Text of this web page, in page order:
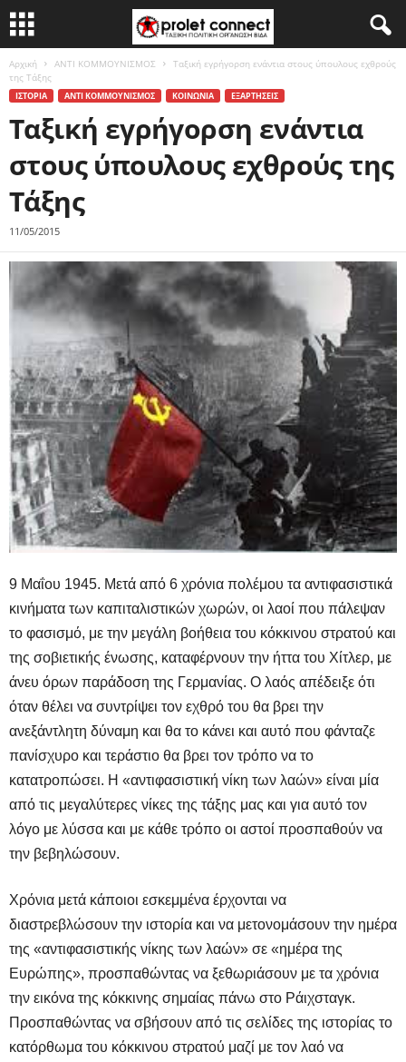
Αρχική ΑΝΤΙ ΚΟΜΜΟΥΝΙΣΜΟΣ
Ταξική εγρήγορση ενάντια στους ύπουλους εχθρούς
της Τάξης
ΙΣΤΟΡΙΑ ΑΝΤΙ ΚΟΜΜΟΥΝΙΣΜΟΣ ΚΟΙΝΩΝΙΑ ΕΞΑΡΤΗΣΕΙΣ
Ταξική εγρήγορση ενάντια
στους ύπουλους εχθρούς της
Τάξης
11/05/2015
9 Μαΐου 1945. Μετά από 6 χρόνια πολέμου τα αντιφασιστικά
κινήματα των καπιταλιστικών χωρών, οι λαοί που πάλεψαν
το φασισμό, με την μεγάλη βοήθεια του κόκκινου στρατού και
της σοβιετικής ένωσης, καταφέρνουν την ήττα του Χίτλερ, με
άνευ όρων παράδοση της Γερμανίας. Ο λαός απέδειξε ότι
όταν θέλει να συντρίψει τον εχθρό του θα βρει την
ανεξάντλητη δύναμη και θα το κάνει και αυτό που φάνταζε
πανίσχυρο και τεράστιο θα βρει τον τρόπο να το
κατατροπώσει. Η «αντιφασιστική νίκη των λαών» είναι μία
από τις μεγαλύτερες νίκες της τάξης μας και για αυτό τον
λόγο με λύσσα και με κάθε τρόπο οι αστοί προσπαθούν να
την βεβηλώσουν.
Χρόνια μετά κάποιοι εσκεμμένα έρχονται να
διαστρεβλώσουν την ιστορία και να μετονομάσουν την ημέρα
της «αντιφασιστικής νίκης των λαών» σε «ημέρα της
Ευρώπης», προσπαθώντας να ξεθωριάσουν με τα χρόνια
την εικόνα της κόκκινης σημαίας πάνω στο Ράιχσταγκ.
Προσπαθώντας να σβήσουν από τις σελίδες της ιστορίας το
κατόρθωμα του κόκκινου στρατού μαζί με τον λαό να